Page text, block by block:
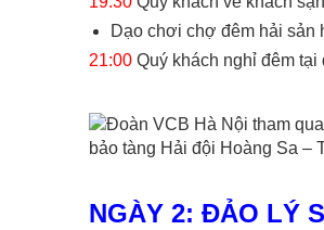
Dạo chơi chợ đêm hải sản
21:00 Quý khách nghỉ đêm tại
bảo tàng Hải đội Hoàng Sa –
NGÀY 2: ĐẢO LÝ